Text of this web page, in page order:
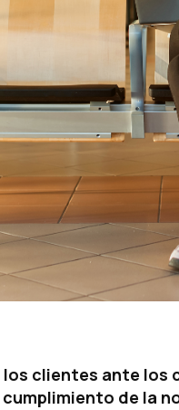
clientes ante
de la